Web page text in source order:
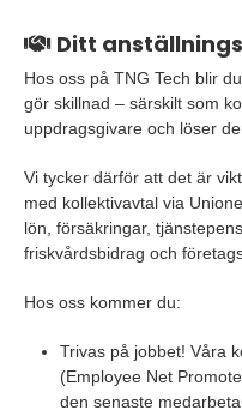
Ditt
Hos oss på TNG Tech blir
gör skillnad – särskilt som
uppdragsgivare och löser
Vi tycker därför att det är
med kollektivavtal via
lön, försäkringar,
friskvårdsbidrag och
Hos oss kommer du:
Trivas på jobbet! Våra
(Employee Net
den senaste